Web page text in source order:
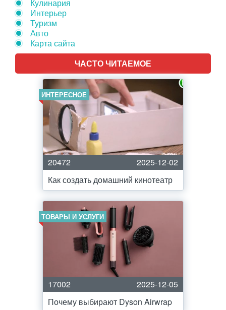
Кулинария
Интерьер
Туризм
Авто
Карта сайта
ЧАСТО ЧИТАЕМОЕ
ИНТЕРЕСНОЕ
20472
2025-12-02
Как создать домашний кинотеатр
ТОВАРЫ И УСЛУГИ
17002
2025-12-05
Почему выбирают Dyson Airwrap